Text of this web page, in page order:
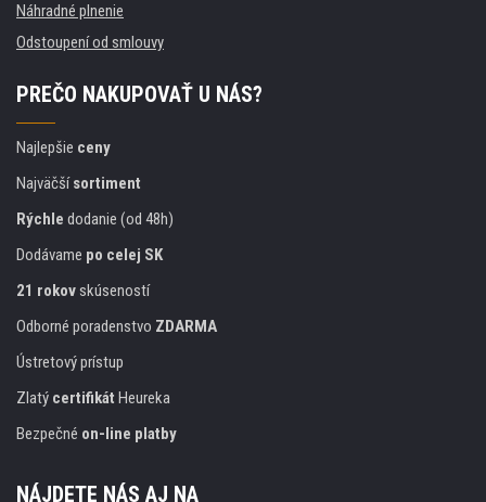
Náhradné plnenie
Odstoupení od smlouvy
PREČO NAKUPOVAŤ U NÁS?
Najlepšie ceny
Najväčšísortiment
Rýchle dodanie (od 48h)
Dodávame po celej SK
21 rokovskúseností
Odborné poradenstvo ZDARMA
Ústretový prístup
Zlatý certifikát Heureka
Bezpečné on-line platby
NÁJDETE NÁS AJ NA